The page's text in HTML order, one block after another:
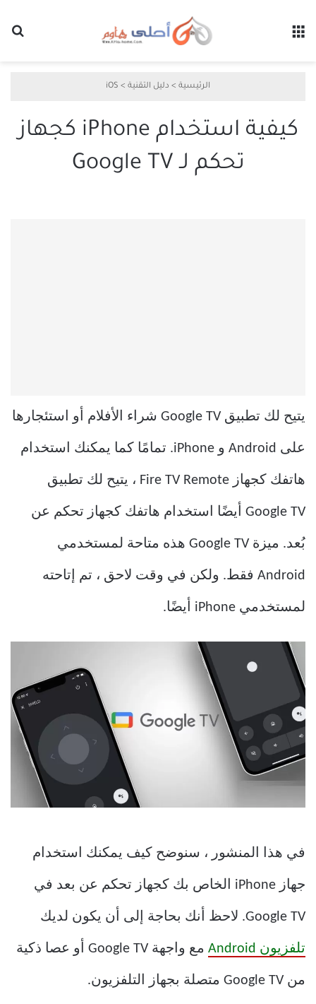
الرئيسية > دليل التقنية >
iOS
كيفية استخدام iPhone كجهاز
تحكم لـ Google TV
يتيح لك تطبيق Google TV شراء الأفلام أو استئجارها
على Android و iPhone. تمامًا كما يمكنك استخدام
هاتفك كجهاز Fire TV Remote ، يتيح لك تطبيق
Google TV أيضًا استخدام هاتفك كجهاز تحكم عن
بُعد. ميزة Google TV هذه متاحة لمستخدمي
Android فقط. ولكن في وقت لاحق ، تم إتاحته
لمستخدمي iPhone أيضًا.
في هذا المنشور ، سنوضح كيف يمكنك استخدام
جهاز iPhone الخاص بك كجهاز تحكم عن بعد في
Google TV. لاحظ أنك بحاجة إلى أن يكون لديك
تلفزيون Android مع واجهة Google TV أو عصا ذكية
من Google TV متصلة بجهاز التلفزيون.